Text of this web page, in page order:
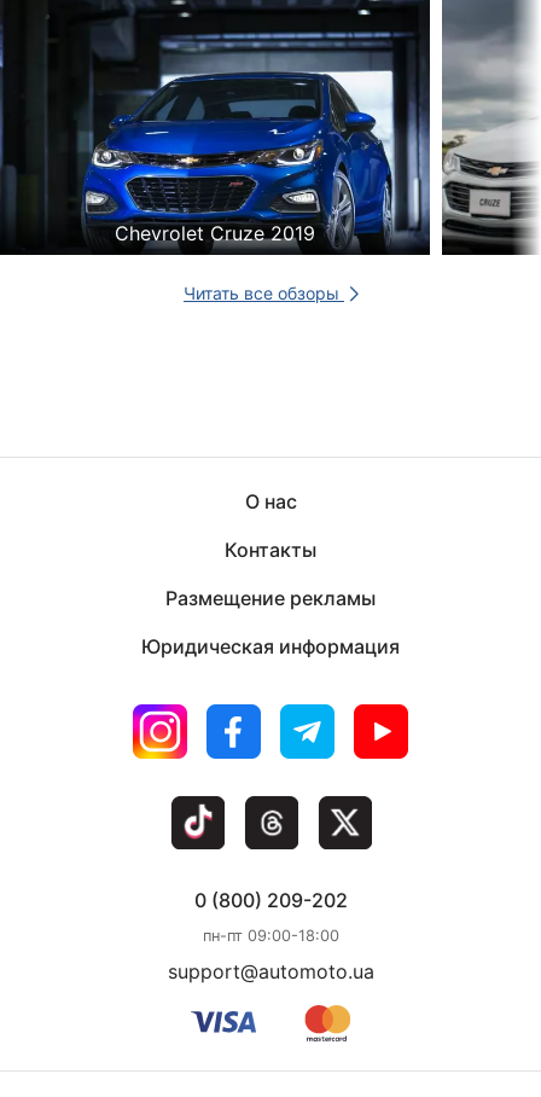
Chevrolet Cruze 2019
Читать все обзоры
О нас
Контакты
Размещение рекламы
Юридическая информация
0 (800) 209-202
пн-пт 09:00-18:00
support@automoto.ua